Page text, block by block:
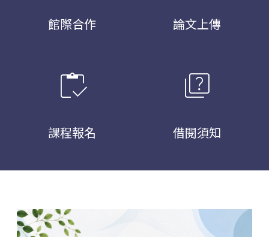
館際合作 論文上傳
inventory
課程報名
quiz
借閱須知